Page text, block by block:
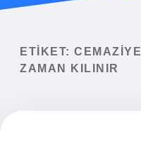
Yasal Uyarı
ETIKET:
ZAMAN KILINIR